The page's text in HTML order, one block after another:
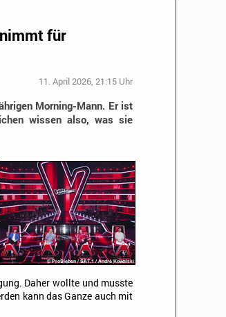
für
11. April 2026, 21:15 Uhr
Morning-Mann. Er ist
wissen also, was sie
Daher wollte und musste
kann das Ganze auch mit